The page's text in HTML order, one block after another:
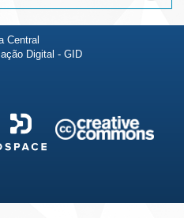
Central
Digital - GID